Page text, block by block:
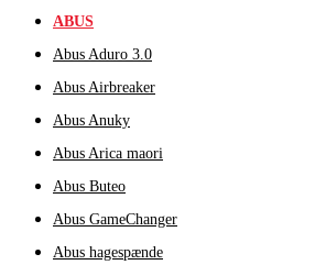
ABUS
Abus Aduro 3.0
Abus Airbreaker
Abus Anuky
Abus Arica maori
Abus Buteo
Abus GameChanger
Abus hagespænde